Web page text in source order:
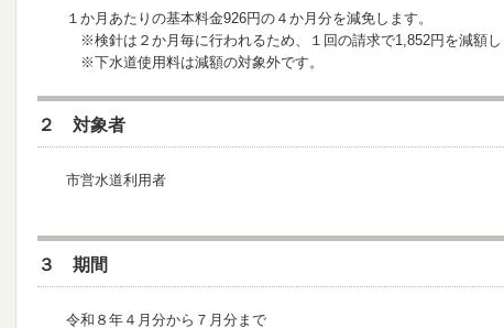
１か月あたりの基本料金926円の４か月分を減免します。
※検針は２か月毎に行われるため、１回の請求で1,852円を減額し
※下水道使用料は減額の対象外です。
２ 対象者
市営水道利用者
３ 期間
令和８年４月分から７月分まで